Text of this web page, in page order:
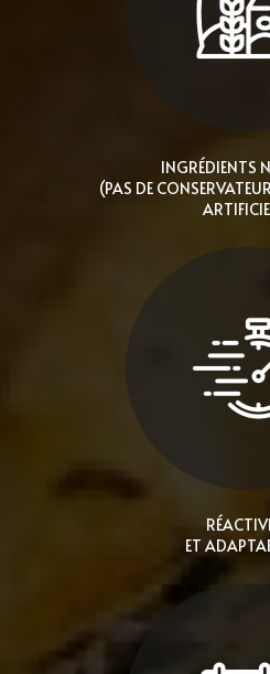
INGRÉDIENTS
(PAS DE
ET